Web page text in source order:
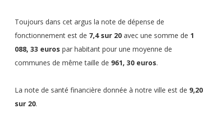
Toujours dans cet argus la note de dépense de
fonctionnement est de 7,4 sur 20 avec une somme de 1
088, 33 euros par habitant pour une moyenne de
communes de même taille de 961, 30 euros.
La note de santé financière donnée à notre ville est de 9,20
sur 20.